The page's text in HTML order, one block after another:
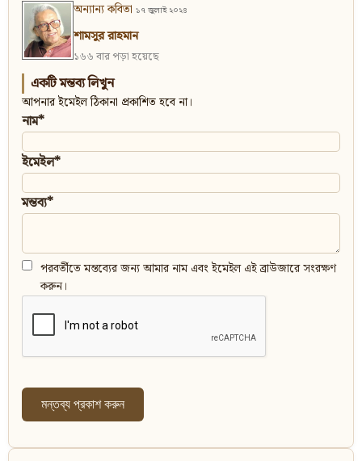
অন্যান্য কবিতা ১৭ জুলাই ২০২৪
শামসুর রাহমান
১৬৬ বার পড়া হয়েছে
একটি মন্তব্য লিখুন
আপনার ইমেইল ঠিকানা প্রকাশিত হবে না।
নাম*
ইমেইল*
মন্তব্য*
পরবর্তীতে মন্তব্যের জন্য আমার নাম এবং ইমেইল এই ব্রাউজারে সংরক্ষণ
করুন।